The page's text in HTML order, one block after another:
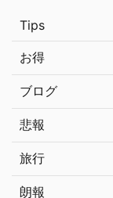
Tips
お得
ブログ
悲報
旅行
朗報